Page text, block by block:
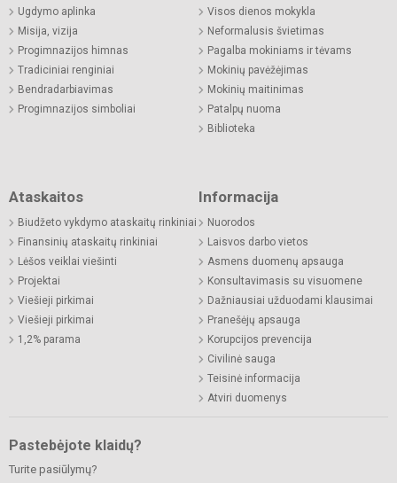
Ugdymo aplinka
Misija, vizija
Progimnazijos himnas
Tradiciniai renginiai
Bendradarbiavimas
Progimnazijos simboliai
Visos dienos mokykla
Neformalusis švietimas
Pagalba mokiniams ir tėvams
Mokinių pavėžėjimas
Mokinių maitinimas
Patalpų nuoma
Biblioteka
Ataskaitos
Biudžeto vykdymo ataskaitų rinkiniai
Finansinių ataskaitų rinkiniai
Lėšos veiklai viešinti
Projektai
Viešieji pirkimai
Viešieji pirkimai
1,2% parama
Informacija
Nuorodos
Laisvos darbo vietos
Asmens duomenų apsauga
Konsultavimasis su visuomene
Dažniausiai užduodami klausimai
Pranešėjų apsauga
Korupcijos prevencija
Civilinė sauga
Teisinė informacija
Atviri duomenys
Pastebėjote klaidų?
Turite pasiūlymų?